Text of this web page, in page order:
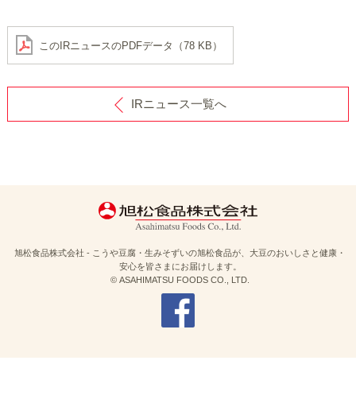
このIRニュースのPDFデータ（78 KB）
IRニュース一覧へ
旭松食品株式会社 - こうや豆腐・生みそずいの旭松食品が、大豆のおいしさと健康・
安心を皆さまにお届けします。
© ASAHIMATSU FOODS CO., LTD.